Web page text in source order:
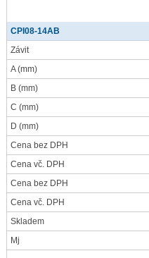
CPI08-14AB
Závit
A(mm)
B (mm)
C (mm)
D (mm)
Cena bez DPH
Cena vč. DPH
Cena bez DPH
Cena vč. DPH
Skladem
Mj